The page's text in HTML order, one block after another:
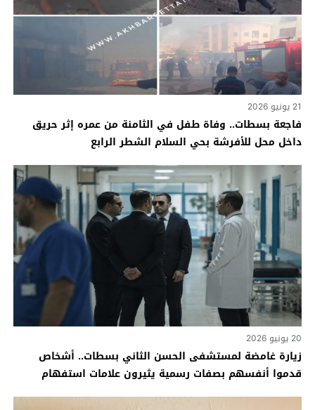
21 يونيو 2026
فاجعة بسطات.. وفاة طفل في الثامنة من عمره إثر حريق
داخل محل للأفرشة بحي السلام الشطر الرابع
20 يونيو 2026
زيارة غامضة لمستشفى الحسن الثاني بسطات.. أشخاص
قدموا أنفسهم بصفات رسمية يثيرون علامات استفهام